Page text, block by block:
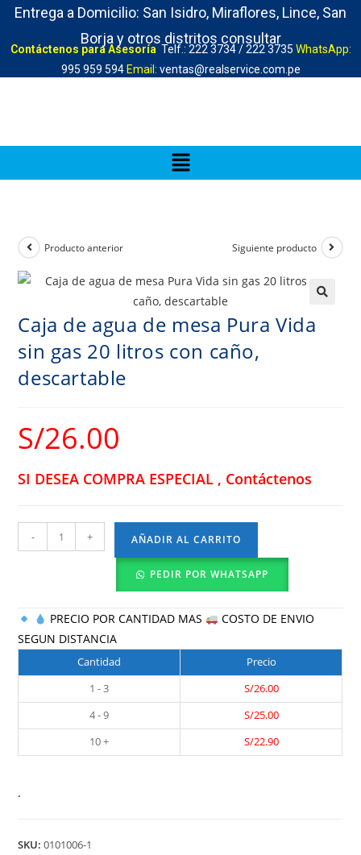
Entrega a Domicilio: San Isidro, Miraflores, Lince, San
Borja y otros distritos consultar
Contáctenos para Asesoría Telf.: 222 3734 / 222 3735 WhatsApp:
995 959 594 Email: ventas@realservice.com.pe
Producto anterior Siguiente producto
Caja de agua de mesa Pura Vida
sin gas 20 litros con caño,
descartable
S/26.00
SI DESEA COMPRA ESPECIAL , Contáctenos
- + AÑADIR AL CARRITO
PEDIR POR WHATSAPP
PRECIO POR CANTIDAD MAS
COSTO DE ENVIO
SEGUN DISTANCIA
Cantidad
Precio
1 - 3
S/26.00
4 - 9
S/25.00
10 +
S/22.90
.
SKU:0101006-1